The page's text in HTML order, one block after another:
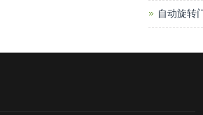
自动旋转